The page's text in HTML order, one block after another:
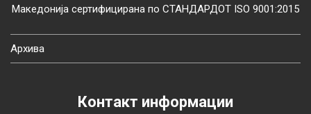
Македонија сертифицирана по СТАНДАРДОТ ISO 9001:2015
Архива
Контакт информации